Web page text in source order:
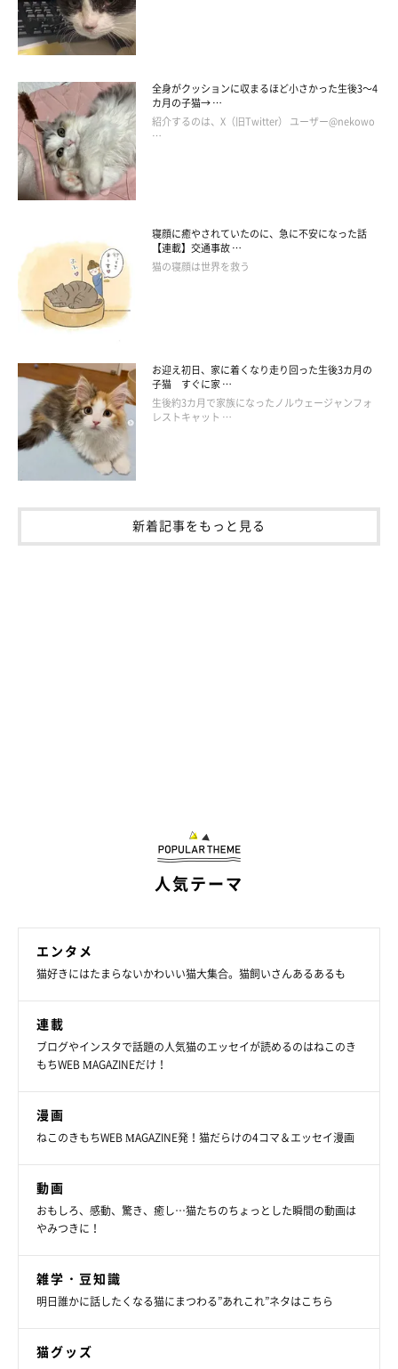
@bell_latte
ロボット掃除機が入っていたダンボールの中に入っちゃった！
ロボットよりもやっぱりダンボールのほうが大好きみたいです
（笑）
この投稿をInstagramで見る
@bell_latte ）
全身がクッションに収まるほど小さかった生後3～4
カ月の子猫→ …
紹介するのは、X（旧Twitter） ユーザー@nekowo
…
寝顔に癒やされていたのに、急に不安になった話
【連載】交通事故 …
猫の寝顔は世界を救う
お迎え初日、家に着くなり走り回った生後3カ月の
子猫 すぐに家 …
生後約3カ月で家族になったノルウェージャンフォ
レストキャット …
新着記事をもっと見る
人気テーマ
エンタメ
猫好きにはたまらないかわいい猫大集合。猫飼いさんあるあるも
連載
ブログやインスタで話題の人気猫のエッセイが読めるのはねこのき
もちWEB MAGAZINEだけ！
漫画
ねこのきもちWEB MAGAZINE発！猫だらけの4コマ＆エッセイ漫画
動画
おもしろ、感動、驚き、癒し…猫たちのちょっとした瞬間の動画は
やみつきに！
雑学・豆知識
明日誰かに話したくなる猫にまつわる”あれこれ”ネタはこちら
猫グッズ